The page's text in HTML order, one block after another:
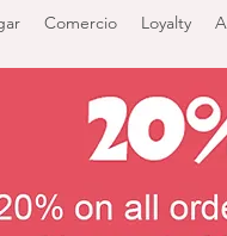
Comercio Loyalty